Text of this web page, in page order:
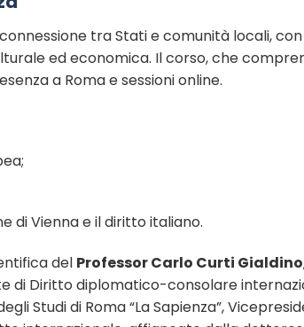
tra Stati e comunità locali,
ed economica. Il corso, che
a Roma e sessioni online.
di Vienna e il diritto italiano.
del Professor Carlo Curti Gialdino
di Diritto diplomatico-consolare
Studi di Roma “La Sapienza”,